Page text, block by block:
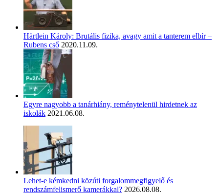
Härtlein Károly: Brutális fizika, avagy amit a tanterem elbír –
Rubens cső 2020.11.09.
Egyre nagyobb a tanárhiány, reménytelenül hirdetnek az
iskolák 2021.06.08.
Lehet-e kémkedni közúti forgalommegfigyelő és
rendszámfelismerő kamerákkal? 2026.08.08.